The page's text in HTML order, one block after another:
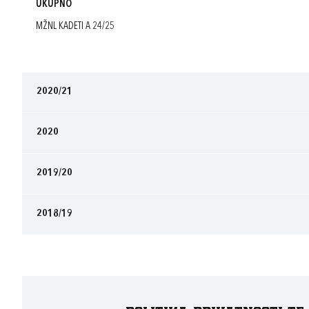
UKUPNO
MŽNL KADETI A 24/25
2020/21
2020
2019/20
2018/19